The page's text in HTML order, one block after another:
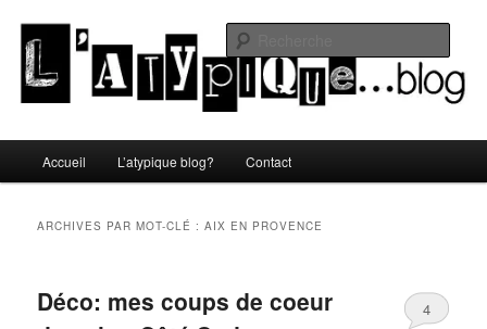
contenu
principal
contenu
secondaireL'atypique blog
principal
Accueil L’atypique blog? Contact
ARCHIVES PAR MOT-CLÉ :AIX EN PROVENCE
Déco: mes coups de coeur
4